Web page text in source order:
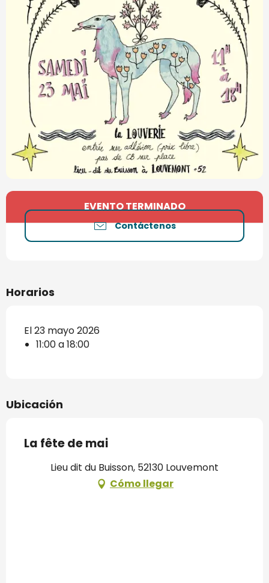
Horarios y datos de contacto
EVENTO TERMINADO
Contáctenos
Horarios
El 23 mayo 2026
11:00 a 18:00
Ubicación
La fête de mai
Lieu dit du Buisson, 52130 Louvemont
Cómo llegar